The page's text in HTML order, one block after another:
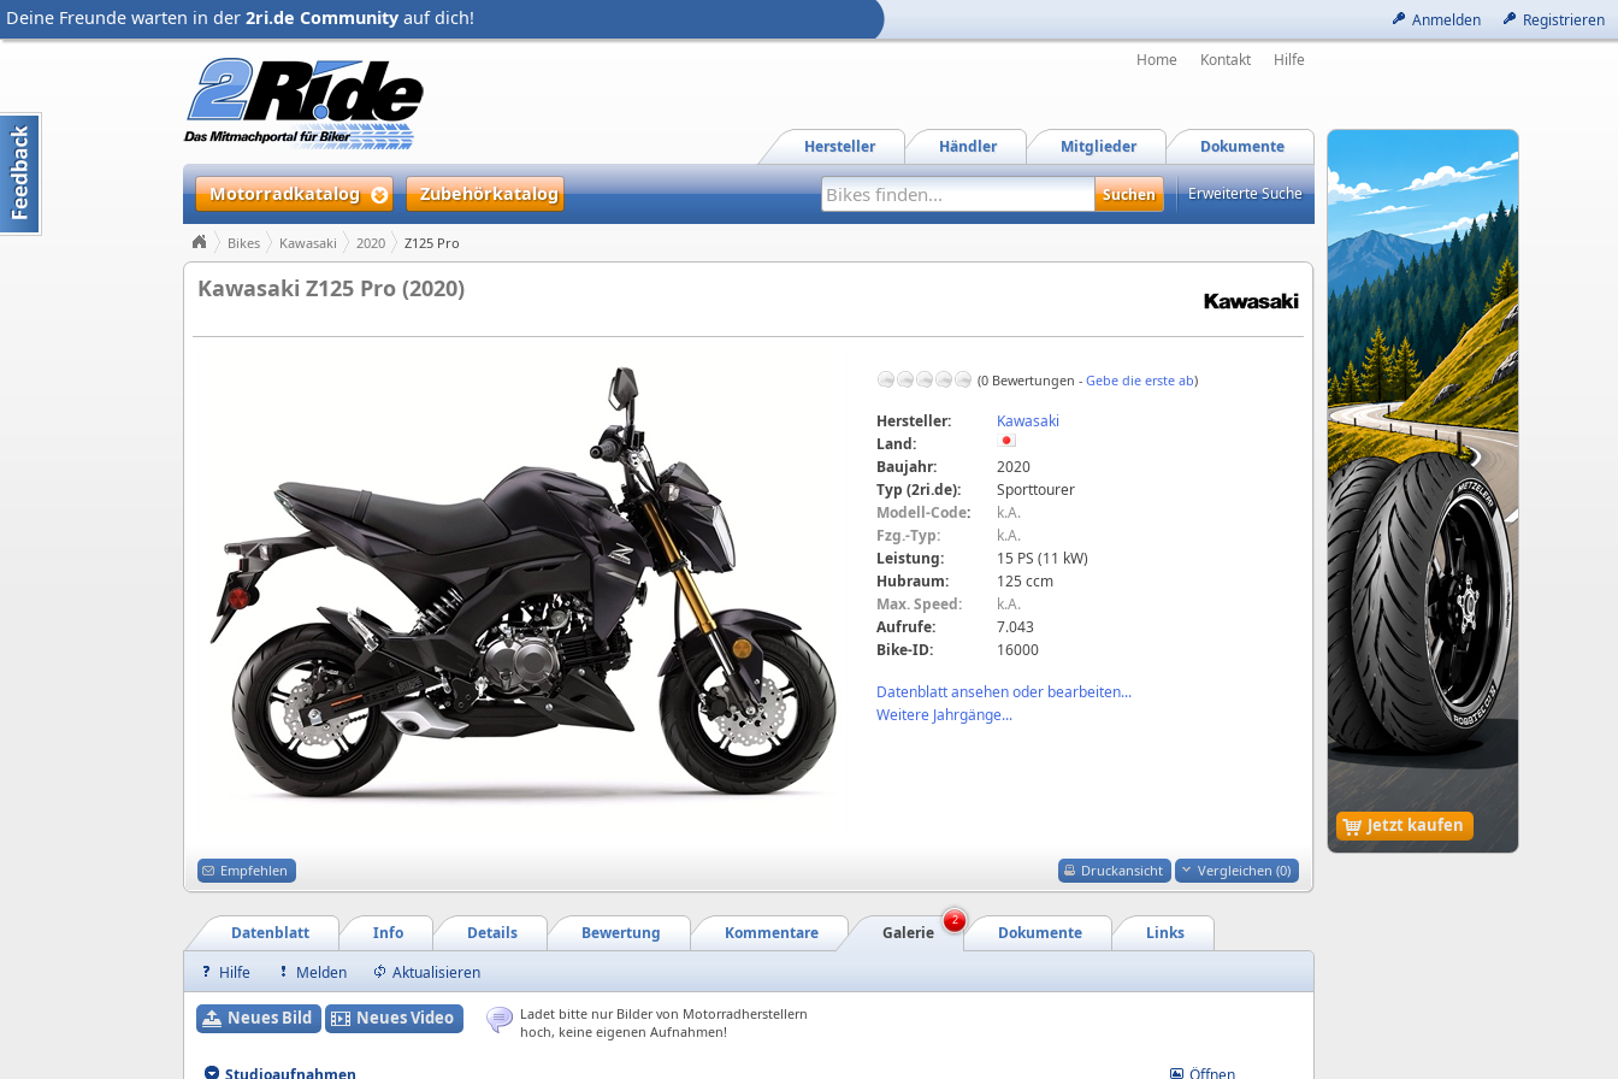
Anmelden Registrieren
Deine Freunde warten in der 2ri.de Community auf dich!
Jetzt kaufen
Home Kontakt Hilfe
Dokumente
Mitglieder
Händler
Hersteller
Motorradkatalog Zubehörkatalog Erweiterte Suche
Bikes Kawasaki 2020 Z125 Pro
Kawasaki Z125 Pro (2020)
(0 Bewertungen - Gebe die erste ab)
Hersteller:
Kawasaki
Land:
Baujahr:
2020
Typ (2ri.de):
Sporttourer
Modell-Code:
k.A.
Fzg.-Typ:
k.A.
Leistung:
15 PS (11 kW)
Hubraum:
125 ccm
Max. Speed:
k.A.
Aufrufe:
7.043
Bike-ID:
16000
Datenblatt ansehen oder bearbeiten...
Weitere Jahrgänge...
Druckansicht Vergleichen (0)
Empfehlen
Links
Dokumente
Galerie
Kommentare
Bewertung
Details
Info
Datenblatt
2
Hilfe Melden Aktualisieren
Neues Bild Neues Video
Ladet bitte nur Bilder von Motorradherstellern
hoch, keine eigenen Aufnahmen!
Öffnen
Studioaufnahmen